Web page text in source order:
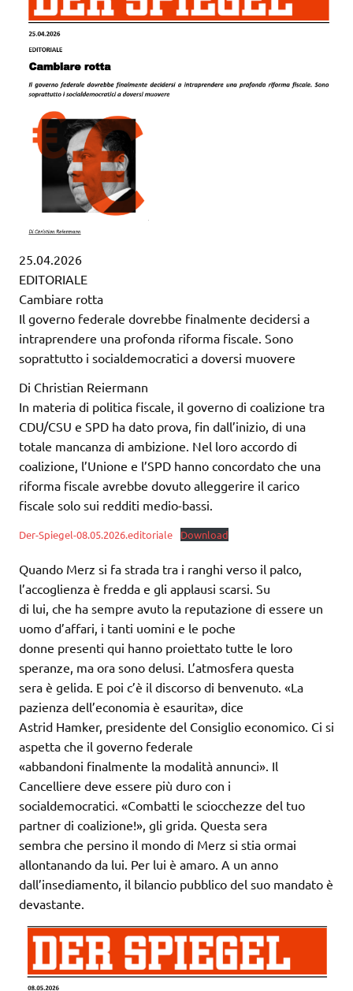
25.04.2026
EDITORIALE
Cambiare rotta
Il governo federale dovrebbe finalmente decidersi a
intraprendere una profonda riforma fiscale. Sono
soprattutto i socialdemocratici a doversi muovere
Di Christian Reiermann
In materia di politica fiscale, il governo di coalizione tra
CDU/CSU e SPD ha dato prova, fin dall’inizio, di una
totale mancanza di ambizione. Nel loro accordo di
coalizione, l’Unione e l’SPD hanno concordato che una
riforma fiscale avrebbe dovuto alleggerire il carico
fiscale solo sui redditi medio-bassi.
Der-Spiegel-08.05.2026.editoriale Download
Quando Merz si fa strada tra i ranghi verso il palco,
l’accoglienza è fredda e gli applausi scarsi. Su
di lui, che ha sempre avuto la reputazione di essere un
uomo d’affari, i tanti uomini e le poche
donne presenti qui hanno proiettato tutte le loro
speranze, ma ora sono delusi. L’atmosfera questa
sera è gelida. E poi c’è il discorso di benvenuto. «La
pazienza dell’economia è esaurita», dice
Astrid Hamker, presidente del Consiglio economico. Ci si
aspetta che il governo federale
«abbandoni finalmente la modalità annunci». Il
Cancelliere deve essere più duro con i
socialdemocratici. «Combatti le sciocchezze del tuo
partner di coalizione!», gli grida. Questa sera
sembra che persino il mondo di Merz si stia ormai
allontanando da lui. Per lui è amaro. A un anno
dall’insediamento, il bilancio pubblico del suo mandato è
devastante.